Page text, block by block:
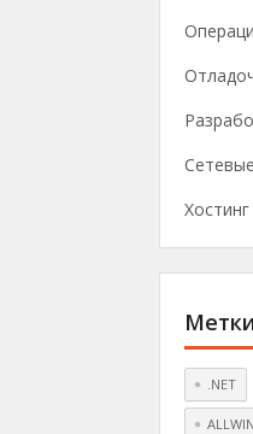
Хостинг
.NET